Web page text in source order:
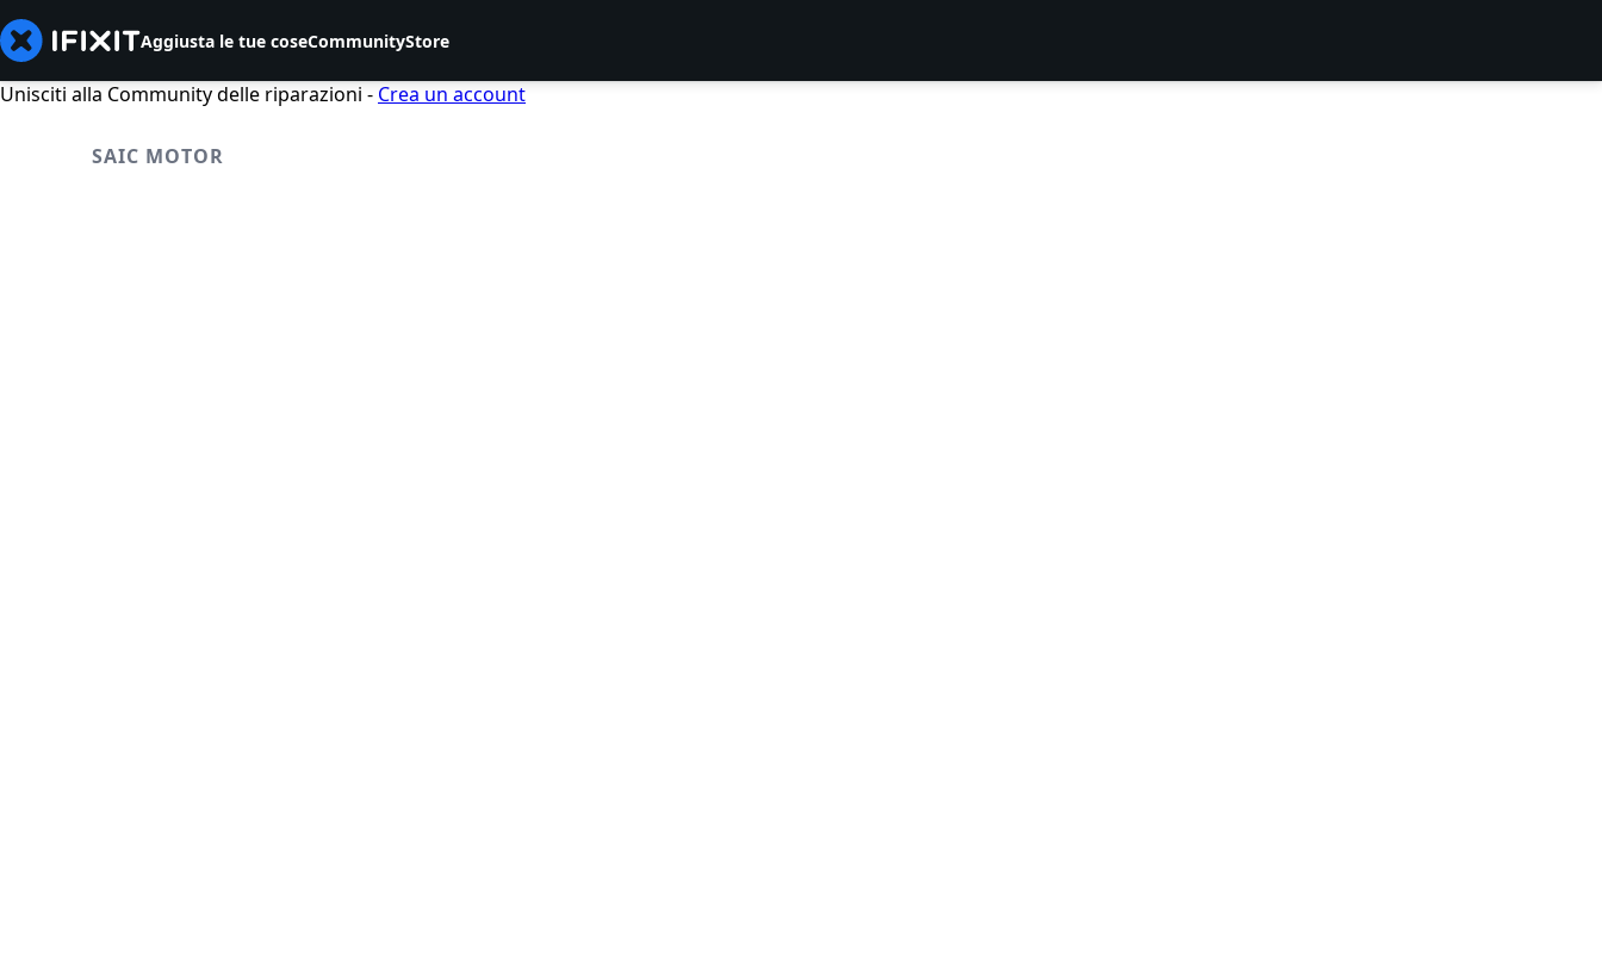
Aggiusta le tue coseCommunityStore
Unisciti alla Community delle riparazioni - Crea un account
SAIC MOTOR